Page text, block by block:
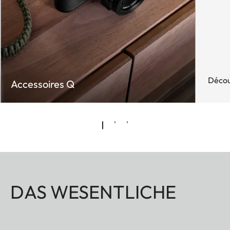
Accessoires Q
DAS WESENTLICHE